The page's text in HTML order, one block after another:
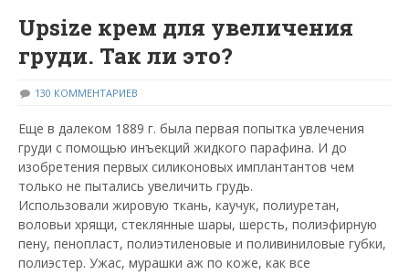
Upsize крем для увеличения
груди. Так ли это?
130 КОММЕНТАРИЕВ
Еще в далеком 1889 г. была первая попытка увлечения
груди с помощью инъекций жидкого парафина. И до
изобретения первых силиконовых имплантантов чем
только не пытались увеличить грудь.
Использовали жировую ткань, каучук, полиуретан,
воловьи хрящи, стеклянные шары, шерсть, полиэфирную
пену, пенопласт, полиэтиленовые и поливиниловые губки,
полиэстер. Ужас, мурашки аж по коже, как все